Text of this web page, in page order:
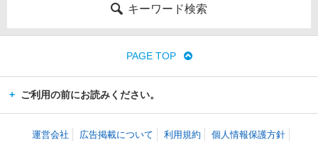
キーワード検索
PAGE TOP
ご利用の前にお読みください。
運営会社 広告掲載について 利用規約 個人情報保護方針